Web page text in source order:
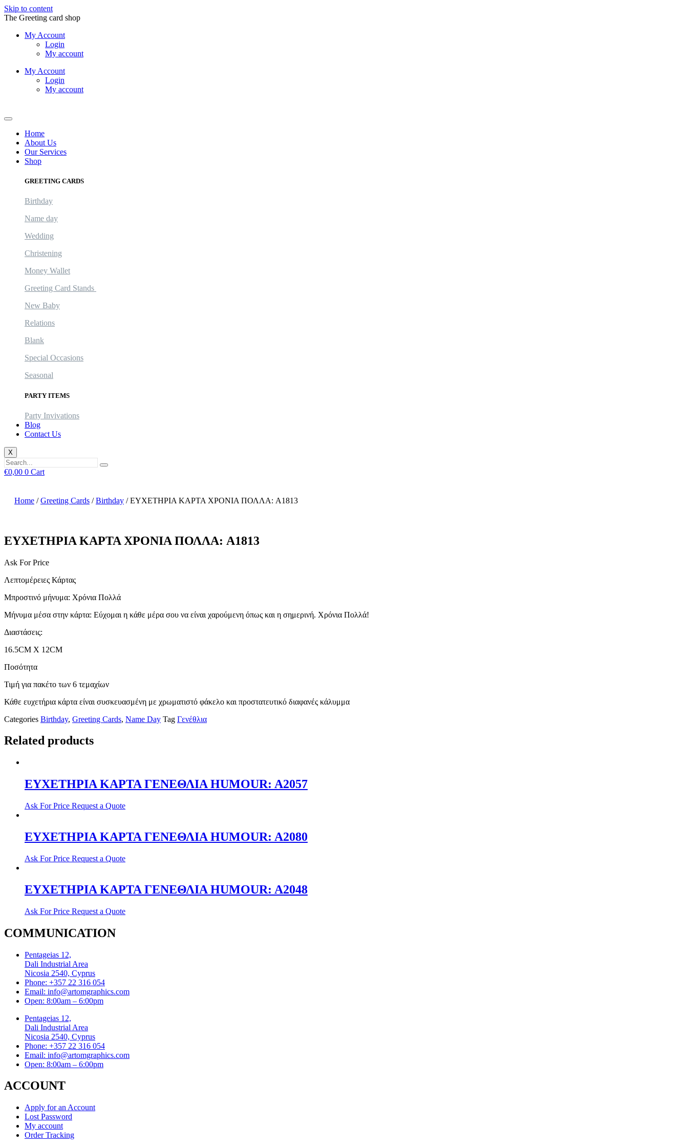
Skip to content
The Greeting card shop
My Account
Login
My account
My Account
Login
My account
Home
About Us
Our Services
Shop
GREETING CARDS
Birthday
Name day
Wedding
Christening
Money Wallet
Greeting Card Stands
New Baby
Relations
Blank
Special Occasions
Seasonal
PARTY ITEMS
Party Invivations
Blog
Contact Us
X
€0,00 0 Cart
Home /Greeting Cards /Birthday / ΕΥΧΕΤΗΡΙΑ ΚΑΡΤΑ ΧΡΟΝΙΑ ΠΟΛΛΑ: A1813
ΕΥΧΕΤΗΡΙΑ ΚΑΡΤΑ ΧΡΟΝΙΑ ΠΟΛΛΑ: A1813
Ask For Price
Λεπτομέρειες Κάρτας
Μπροστινό μήνυμα: Χρόνια Πολλά
Μήνυμα μέσα στην κάρτα: Εύχομαι η κάθε μέρα σου να είναι χαρούμενη όπως και η σημερινή. Χρόνια Πολλά!
Διαστάσεις:
16.5CM X 12CM
Ποσότητα
Τιμή για πακέτο των 6 τεμαχίων
Κάθε ευχετήρια κάρτα είναι συσκευασμένη με χρωματιστό φάκελο και προστατευτικό διαφανές κάλυμμα
Categories Birthday, Greeting Cards, Name Day Tag Γενέθλια
Related products
ΕΥΧΕΤΗΡΙΑ ΚΑΡΤΑ ΓΕΝΕΘΛΙΑ HUMOUR: A2057
Ask For Price Request a Quote
ΕΥΧΕΤΗΡΙΑ ΚΑΡΤΑ ΓΕΝΕΘΛΙΑ HUMOUR: A2080
Ask For Price Request a Quote
ΕΥΧΕΤΗΡΙΑ ΚΑΡΤΑ ΓΕΝΕΘΛΙΑ HUMOUR: A2048
Ask For Price Request a Quote
COMMUNICATION
Pentageias 12,
Dali Industrial Area
Nicosia 2540, Cyprus
Phone: +357 22 316 054
Email: info@artomgraphics.com
Open: 8:00am – 6:00pm
Pentageias 12,
Dali Industrial Area
Nicosia 2540, Cyprus
Phone: +357 22 316 054
Email: info@artomgraphics.com
Open: 8:00am – 6:00pm
ACCOUNT
Apply for an Account
Lost Password
My account
Order Tracking